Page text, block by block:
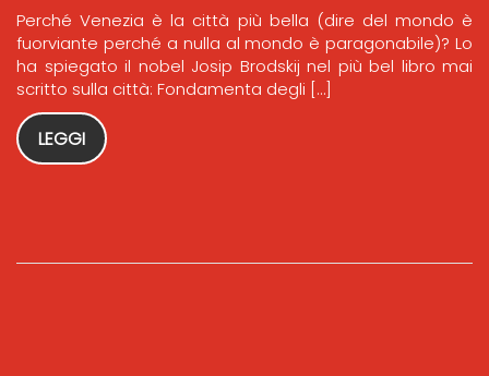
Perché Venezia è la città più bella (dire del mondo è
fuorviante perché a nulla al mondo è paragonabile)? Lo
ha spiegato il nobel Josip Brodskij nel più bel libro mai
scritto sulla città: Fondamenta degli […]
LEGGI